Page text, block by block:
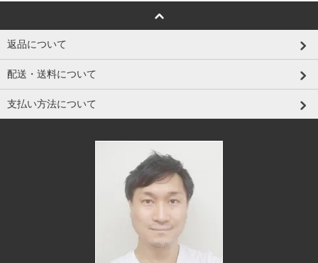
返品について
配送・送料について
支払い方法について